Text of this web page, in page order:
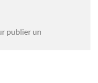
publier un